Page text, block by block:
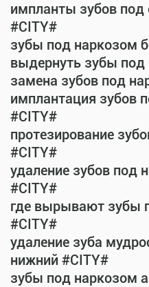
импланты зубов
#CITY#
зубы под наркозом
выдернуть зубы
замена зубов под
имплантация зубов
#CITY#
протезирование
#CITY#
удаление зубов под
#CITY#
где вырывают зубы
#CITY#
удаление зуба
нижний #CITY#
зубы под наркозом